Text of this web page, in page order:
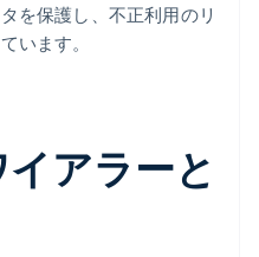
を保護し、不正利用のリ
います。
アラーと